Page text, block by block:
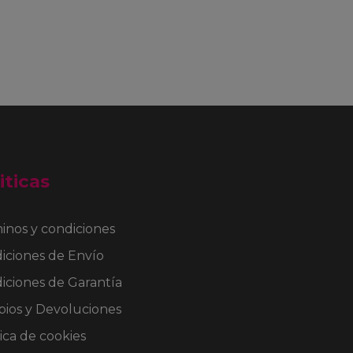
y condiciones
de Envío
de Garantía
y Devoluciones
de cookies